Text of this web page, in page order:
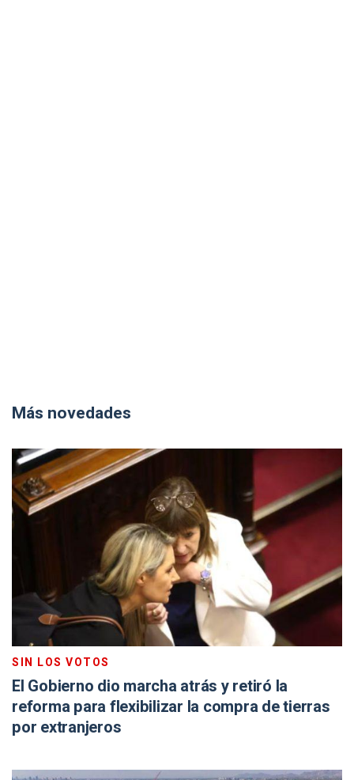
Más novedades
SIN LOS VOTOS
El Gobierno dio marcha atrás y retiró la
reforma para flexibilizar la compra de tierras
por extranjeros